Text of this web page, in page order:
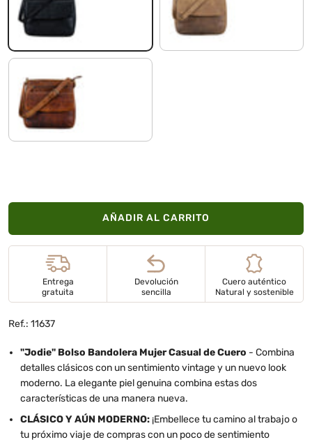
negro torino - marrón
prestige - marrón
AÑADIR AL CARRITO
Entrega
gratuita
Devolución
sencilla
Cuero auténtico
Natural y sostenible
Ref.: 11637
"Jodie" Bolso Bandolera Mujer Casual de Cuero - Combina
detalles clásicos con un sentimiento vintage y un nuevo look
moderno. La elegante piel genuina combina estas dos
características de una manera nueva.
CLÁSICO Y AÚN MODERNO:¡Embellece tu camino al trabajo o
tu próximo viaje de compras con un poco de sentimiento